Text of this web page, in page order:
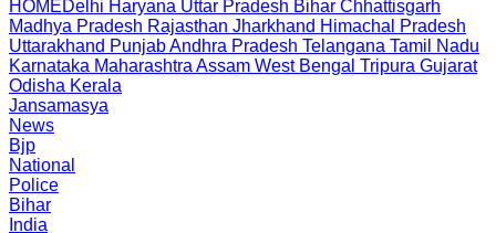
HOMEDelhi Haryana Uttar Pradesh Bihar Chhattisgarh
Madhya Pradesh Rajasthan Jharkhand Himachal Pradesh
Uttarakhand PunjabAndhra Pradesh Telangana Tamil Nadu
Karnataka Maharashtra Assam West Bengal Tripura Gujarat
Odisha Kerala
Jansamasya
News
Bjp
National
Police
Bihar
India